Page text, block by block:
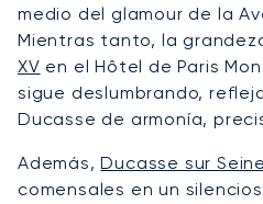
medio del glamour de la
Mientras tanto, la
XV en el Hôtel de Paris
sigue deslumbrando,
Ducasse de armonía,
Además,Ducasse sur Seine
comensales en un